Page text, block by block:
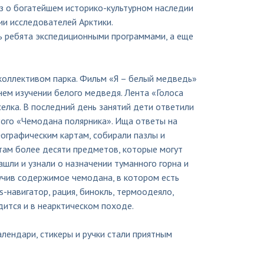
богатейшем историко-культурном наследии
исследователей Арктики.
экспедиционными программами, а еще
парка. Фильм «Я – белый медведь»
изучении белого медведя. Лента «Голоса
В последний день занятий дети ответили
«Чемодана полярника». Ища ответы на
картам, собирали пазлы и
более десяти предметов, которые могут
и узнали о назначении туманного горна и
содержимое чемодана, в котором есть
рация, бинокль, термоодеяло,
и в неарктическом походе.
стикеры и ручки стали приятным